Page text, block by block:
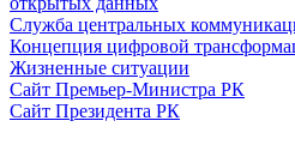
Служба центральных
Концепция цифровой
Жизненные ситуации
Сайт Премьер-Министра РК
Сайт Президента РК